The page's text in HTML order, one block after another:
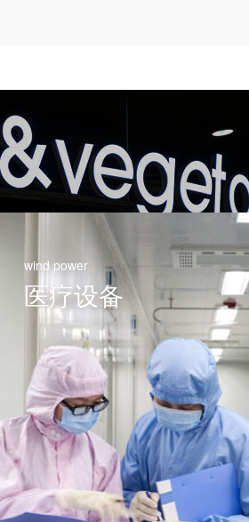
wind power
医疗设备